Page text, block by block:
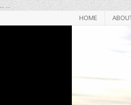
......
HOME